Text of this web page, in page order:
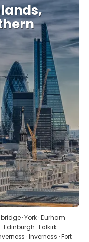
· York · Durham ·
· Falkirk ·
· Inverness · Fort